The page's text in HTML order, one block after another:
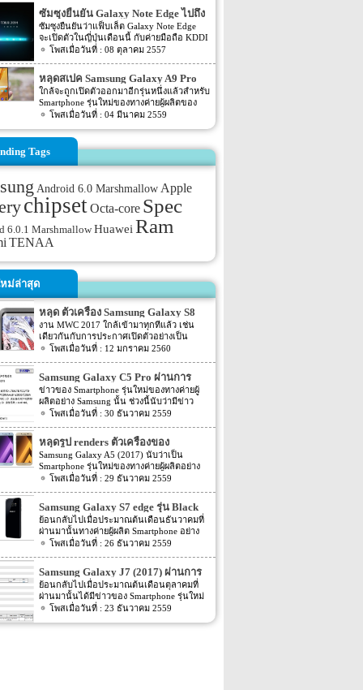
ชั่วโมง ต่อเครื่อง และมีต้นทุนราว 1,100
ดอลลาร์ หรือราว 36,000 บาท โดยราคายังไม่
รวมกับราคาของแฟ็บเล็ต Galaxy Note 4 และ
คุณต้องจ่ายเพิ่มอีก 900 ดอลลาร์ Galaxy Note
4 จัดจำหน่ายโดย Golden Mobile ใน
เวียดนาม มีให้เลือกทั้งสีขาวและดำซึ่ง
สวยงามไม่แพ้กัน ทั้งนี้สมาร์ทโฟนชุบทองเป็น
ที่นิยมในตลาดจีนและอาหรับเนื่องจากเป็นสี
มงคลและแสดงถึงฐานะความร่ำรวย
ที่มา: gsmarena
ซัมซุงยืนยัน Galaxy Note Edge ไปถึง
มือชาวญี่ปุ่นเดือนนี้
ซัมซุงยืนยันว่าแฟ็บเล็ต Galaxy Note Edge
จะเปิดตัวในญี่ปุ่นเดือนนี้ กับค่ายมือถือ KDDI
และ NTT DoCoMo และขณะนี้มันได้เปิดให้
08 ตุลาคม 2557
หลุดสเปค Samsung Galaxy A9 Pro
จาก AnTuTu
ใกล้จะถูกเปิดตัวออกมาอีกรุ่นหนึ่งแล้วสำหรับ
Smartphone รุ่นใหม่ของทางค่ายผู้ผลิตของ
ประเทศเกาหลีอย่างแบรนด์ Samsung นั่นเอง
ไม่นานนี้เอง ทาง Samsung เองก็เพิ่งเปิดตัว
Samsung Galaxy S7 และ Samsung Galaxy
S7 edge ออกไปเอง โดยล่าสุดนั้นกลับมีสเปค
ของ Smartphone รุ่นใหม่ของทาง Samsung
ออกมาแล้ว สำหรับสเปคของ Smartphone รุ่น
ใหม่ของทาง Samsung นั้นจะเป็นรุ่นใหม่อย่าง
Samsung Galaxy A9 Pro โดยก่อนหน้านี้เมื่อ
ต้นเดือนกุมภาพันธ์นั้นก็มีสเปคของ Galaxy
A9 Pro ถูกเปิดเผยออกมาแล้ว โดย Spec ใน
ตอนนั้นจะเป็นข้อมูลจากเว็บไซต์อย่าง
GFXBench สำหรับความละเอียดของตัวกล้อง
ของ Galaxy A9 Pro จะมีความละเอียด
มากกว่า A9 (2016) ไม่มากนัก โดยจะ
อัพเกรดจากรุ่น A9 (2016) […]
04 มีนาคม 2559
Tags
Android 6.0 MarshmallowApple
chipsetOcta-core Spec
6.0.1 Marshmallow Huawei Ram
TENAA
ม่ล่าสุด
หลุด ตัวเครื่อง Samsung Galaxy S8
จากภาพเรนเดอร์ของผู้ผลิตเคส
งาน MWC 2017 ใกล้เข้ามาทุกทีแล้ว เช่น
เดียวกันกับการประกาศเปิดตัวอย่างเป็น
ทางการของมือถือเรือธงจากค่าย Samsung
เช่นเดียวกัน แต่ก่อนจะถึงเวลาเปิดตัวจริง
ข่าวสารข่าวลือข่าวหลอกข่าวลวงก็จะถาโถม
ให้เราต้องเสพข่าวกันอย่างไม่ลืมหูลืมตากัน
เลยทีเดียว แถมยังต้องคอยลุ้นว่าตัวจริงจะออก
มาเหมือนอย่างที่ข่าวต่างๆ ออกมาหรือไม่
Ghostek ผู้ผลิตเคสมือถือได้ปล่อยภาพเคสกัน
กระแทกอะตอมมิคช็อค Atomic Shock
สำหรับ Samsung Galaxy S8 และมีภาพตัว
เครื่อง S8 อยู่ในเคสอีกด้วย ในขณะที่ผู้ผลิต
เคสไม่มีข้อมูลที่แท้จริงของตัวเครื่องอย่างวัสดุ
ที่ใช้และการออกแบบ แต่พวกเขาต้องรู้ขนาด
ที่แท้จริงของตัวเครื่องให้ได้ว่าเท่าไหร่กันแน่
เพื่อที่จะควบคุมการออกแบบสินค้าของตัวเอง
ต่อไป ภาพเรนเดอร์นี้บ่งบอกถึงของอันโค้ง
มนของ Galaxy S8 มาพร้อมกับช่องว่างขนาด
ใหญ่ที่เว้นให้กับหน่วยกล้องหลังของตัวเครื่อง
แต่ช่องว่างขนาดใหญ่ของเคสที่เรนเดอร์ออก
มานี้ก็เพียงพอที่จะรองรับกล้องคู่ของ S8 ได้
ถ้าหากว่าตัวเครื่องจริงมีกล้องคู่ ตัวเครื่องด้าน
หน้าที่เรนเดอร์ก็น่าสนใจไม่แพ้กัน ในภาพบ่ง
บอกว่าไม่มีปุ่มต่างๆ ใต้หน้าจอเลย ซึ่งหมายถึง
12 มกราคม 2560
Samsung Galaxy C5 Pro ผ่านการ
ตรวจสอบจาก TENAA แล้ว
ข่าวของ Smartphone รุ่นใหม่ของทางค่ายผู้
ผลิตอย่าง Samsung นั้น ช่วงนี้นับว่ามีข่าว
ออกมาหลายต่อหลายข่าวมาก โดยล่าสุดนี้ก็มี
สำหรับข่าวล่าสุดของ Samsung นี้นั้น ตาม
ข่าวระบุว่า Smartphone รุ่นใหม่ของทางค่ายผู้
ผลิตอย่าง Samsung อย่างรุ่น Samsung Galaxy
C5 Pro นั้นได้ผ่านการตรวจสอบจาก TENAA
แล้ว โดยก่อนหน้านี้ไม่นานนั้นก็มี 2 รุ่นใหม่
ของทาง Samsung อย่าง Samsung Galaxy C7
Pro และ Galaxy C5 Pro (SM-C5010) นั้นก็พึ่ง
ผ่านการตรวจสอบจาก TENAA ไปไม่นานนี้
เอง อีกทั้งตามข่าวนี้ยังได้เปิดเผย Spec ภายใน
ตัวเครื่องออกมาอีกด้วย โดย Spec ของตัว
เครื่องตามข่าวระบุว่า Samsung Galaxy C5
Pro นี้นี้จะมาพร้อมกับ Chipset ที่ขับเคลื่อนตัว
เครื่องอย่าง Snapdragon […]
30 ธันวาคม 2559
หลุดรูป renders ตัวเครื่องของ
Samsung Galaxy A5 (2017)
Samsung Galaxy A5 (2017) นับว่าเป็น
Smartphone รุ่นใหม่ของทางค่ายผู้ผลิตอย่าง
Samsung ที่ก่อนหน้านี้นั้นมีข่าวในการพัฒนา
เดือนแล้ว หลังจากนั้นเมื่อเดือนสิงหาคมที่
ผ่านมานั้นตัวเครื่องก็มีค่า benchmark ถูกเปิด
เผยออกมาให้แฟนๆ ทราบกันแล้ว หลังจาก
นั้นเมื่อเดือนตุลาคมที่ผ่านมานั้นก็มีข่าวออก
มาอีกครั้ง โดยตามข่าวระบุว่าตัวเครื่องนั้น
ผ่านการตรวจสอบจาก WiFi certified แล้ว ต่อ
มาก็มีรูปตัวเครื่องเปิดเผยออกมาอีกครั้ง จาก
นั้นก็มีข่าวต่างๆ ของ Samsung Galaxy A5
(2017) ถูกเปิดเผยออกมาหลายต่อหลายข่าว
มาก จนหลายๆ คนคิดว่าจะถูกเปิดตัวออกมา
ในไม่ช้านี้ แต่ล่าสุดนี้กลับมีข่าวของ
Samsung Galaxy A5 (2017) ออกมาอีกครั้ง
29 ธันวาคม 2559
Samsung Galaxy S7 edge รุ่น Black
Pearl เข้าอินเดียเดือนหน้า
ย้อนกลับไปเมื่อประมาณต้นเดือนธันวาคมที่
ผ่านมานั้นทางค่ายผู้ผลิต Smartphone อย่าง
Samsung นั้นได้เปิดตัวรุ่นใหม่ของ Samsung
edge รุ่น Black Pearl ออกมาแล้ว จากนั้นทาง
Samsung เองก็เลือกวางจำหน่ายในประเทศ
South Korea เป็นที่แรก จากนั้นก็ไม่มีข่าวใดๆ
ออกมาอีก แต่ล่าสุดนี้กลับมีข่าวของ
Samsung Galaxy S7 edge รุ่น Black Pearl
ออกมาอีกครั้ง โดยข่าวคร่าวล่าสุดของ
26 ธันวาคม 2559
Samsung Galaxy J7 (2017) ผ่านการ
ตรวจสอบ Bluetooth certified แล้ว
ย้อนกลับไปเมื่อประมาณต้นเดือนตุลาคมที่
ผ่านมานั้นได้มีข่าวของ Smartphone รุ่นใหม่
ของทางค่ายผู้ผลิตอย่าง Samsung อย่างรุ่น
23 ธันวาคม 2559